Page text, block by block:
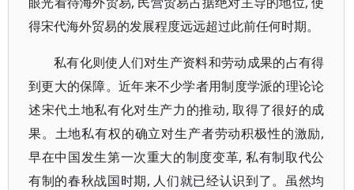
得宋代海外贸易的发展程度远远超过此前任何时期。
私有化则使人们对生产资料和劳动成果的占有得
到更大的保障。近年来不少学者用制度学派的理论论
述宋代土地私有化对生产力的推动, 取得了很好的成
果。土地私有权的确立对生产者劳动积极性的激励,
早在中国发生第一次重大的制度变革, 私有制取代公
有制的春秋战国时期, 人们就已经认识到了。虽然均